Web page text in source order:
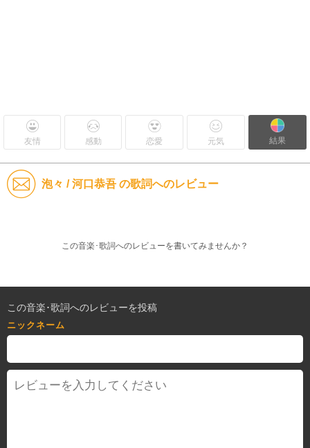
友情 感動 恋愛 元気 結果
泡々 / 河口恭吾 の歌詞へのレビュー
この音楽･歌詞へのレビューを書いてみませんか？
この音楽･歌詞へのレビューを投稿
ニックネーム